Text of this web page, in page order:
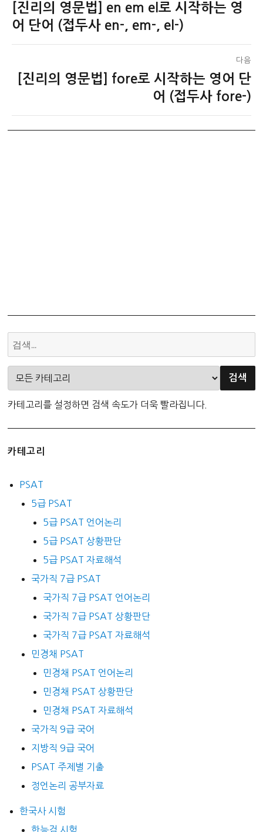
탐
색
이
전
[진리의 영문법] en em el로 시작하는 영
어 단어 (접두사 en-, em-, el-)
다음
[진리의 영문법] fore로 시작하는 영어 단
어 (접두사 fore-)
카테고리를 설정하면 검색 속도가 더욱 빨라집니다.
카테고리
PSAT
5급 PSAT
5급 PSAT 언어논리
5급 PSAT 상황판단
5급 PSAT 자료해석
국가직 7급 PSAT
국가직 7급 PSAT 언어논리
국가직 7급 PSAT 상황판단
국가직 7급 PSAT 자료해석
민경채 PSAT
민경채 PSAT 언어논리
민경채 PSAT 상황판단
민경채 PSAT 자료해석
국가직 9급 국어
지방직 9급 국어
PSAT 주제별 기출
정언논리 공부자료
한국사 시험
한능검 시험